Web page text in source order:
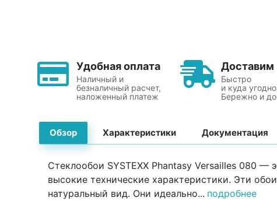
Удобная оплата
Наличный и
безналичный расчет,
наложенный платеж
Доставим
Быстро
и куда
Бережно и
Обзор Характеристики Документация
Стеклообои SYSTEXX Phantasy Versailles 080 —
высокие технические характеристики. Эти
натуральный вид. Они идеально... подробнее